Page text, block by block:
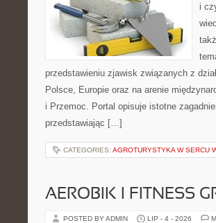
i
przedstawieniu zjawisk związanych z
Polsce, Europie oraz na arenie
i Przemoc. Portal opisuje istotne
przedstawiając […]
CATEGORIES: AGROTURYSTYKA W SERCU
AEROBIK I FITNESS
POSTED BY ADMIN LIP - 4 - 2026